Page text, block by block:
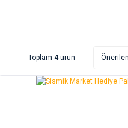
Toplam 4 ürün